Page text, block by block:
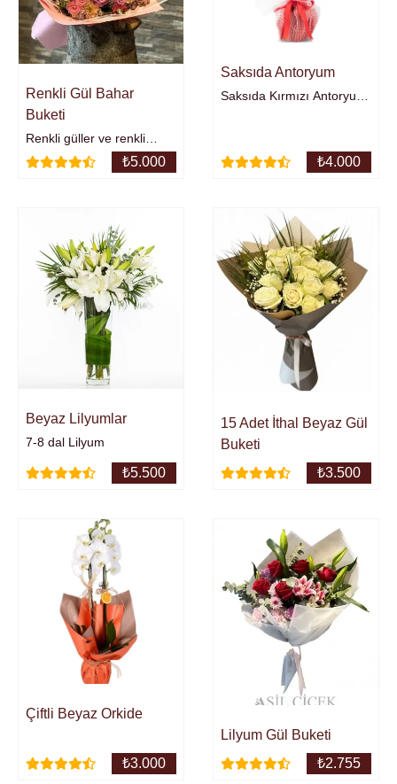
Renkli Gül Bahar
Buketi
Renkli güller ve renkli
mevsim çiçekleri
₺5.000
Saksıda Antoryum
Saksıda Kırmızı Antoryum
₺4.000
Beyaz Lilyumlar
7-8 dal Lilyum
₺5.500
15 Adet İthal Beyaz Gül
Buketi
₺3.500
Çiftli Beyaz Orkide
₺3.000
Lilyum Gül Buketi
₺2.755